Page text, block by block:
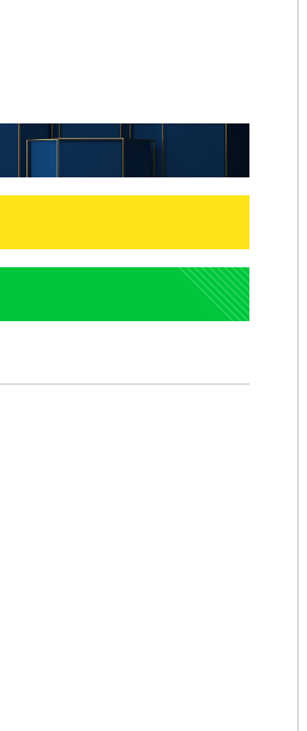
방은희, 母 고독사에 오열 "이
틀 만에 발견"
니…"
"바지 벗고 앞뒤로 돌아야 했다"…탈북민 김
서아, 기쁨조 검사 수치심 회상